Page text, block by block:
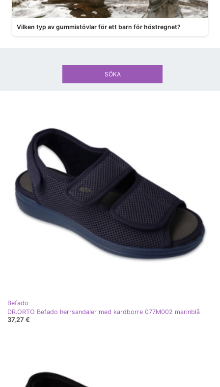
Vilken typ av gummistövlar för ett barn för höstregnet?
Befado
DR.ORTO Befado herrsandaler med kardborre 077M002 marinblå
37,27 €
SÖKA